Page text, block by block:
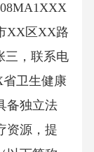
XX区XX路
三，联系电
卫生健康
备独立法
资源，提